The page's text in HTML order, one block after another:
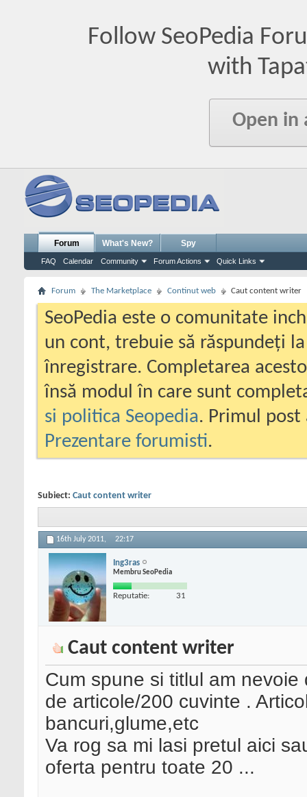
Follow SeoPedia
with
Open in
Forum
FAQ Calendar Community Forum Actions Quick Links
What's New? Spy
Forum The Marketplace Continut web Caut content writer
SeoPedia este o comunitate
un cont, trebuie să răspundeți
înregistrare. Completarea
însă modul în care sunt
si politica Seopedia. Primul
Prezentare forumisti.
Subiect: Caut content writer
16th July 2011, 22:17
Ing3ras
Membru SeoPedia
Reputatie: 31
Caut content writer
Cum spune si titlul am
de articole/200 cuvinte .
bancuri,glume,etc
Va rog sa mi lasi pretul aici
oferta pentru toate 20 ...